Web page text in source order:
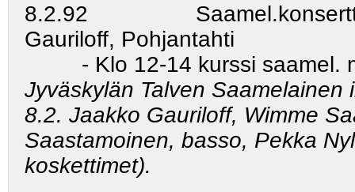
8.2.92 Saamel.konsertti
Gauriloff, Pohjantahti
- Klo 12-14 kurssi saamel.
Jyväskylän Talven
8.2. Jaakko Gauriloff, Wimme
Saastamoinen, basso, Pekka
koskettimet).